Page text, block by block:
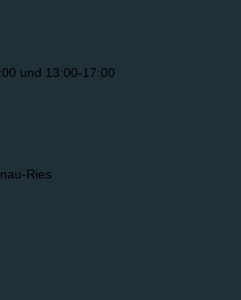
und 13:00-17:00
Ries